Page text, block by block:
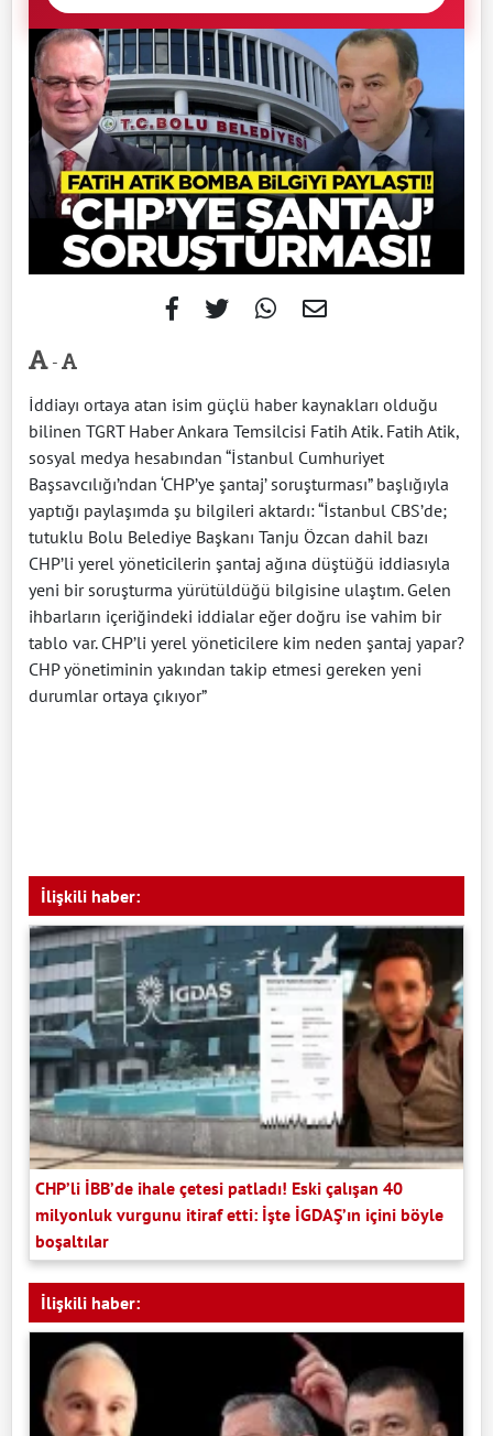
-
İddiayı ortaya atan isim güçlü haber kaynakları olduğu
bilinen TGRT Haber Ankara Temsilcisi Fatih Atik. Fatih Atik,
sosyal medya hesabından “İstanbul Cumhuriyet
Başsavcılığı’ndan ‘CHP’ye şantaj’ soruşturması” başlığıyla
yaptığı paylaşımda şu bilgileri aktardı: “İstanbul CBS’de;
tutuklu Bolu Belediye Başkanı Tanju Özcan dahil bazı
CHP’li yerel yöneticilerin şantaj ağına düştüğü iddiasıyla
yeni bir soruşturma yürütüldüğü bilgisine ulaştım. Gelen
ihbarların içeriğindeki iddialar eğer doğru ise vahim bir
tablo var. CHP’li yerel yöneticilere kim neden şantaj yapar?
CHP yönetiminin yakından takip etmesi gereken yeni
durumlar ortaya çıkıyor”
İlişkili haber:
CHP’li İBB’de ihale çetesi patladı! Eski çalışan 40
milyonluk vurgunu itiraf etti: İşte İGDAŞ’ın içini böyle
boşaltılar
İlişkili haber: